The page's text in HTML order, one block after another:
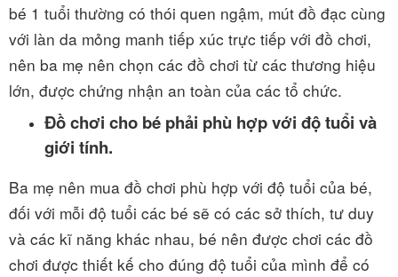
bé 1 tuổi thường có thói quen ngậm, mút đồ đạc cùng
với làn da mỏng manh tiếp xúc trực tiếp với đồ chơi,
nên ba mẹ nên chọn các đồ chơi từ các thương hiệu
lớn, được chứng nhận an toàn của các tổ chức.
Đồ chơi cho bé phải phù hợp với độ tuổi và
giới tính.
Ba mẹ nên mua đồ chơi phù hợp với độ tuổi của bé,
đối với mỗi độ tuổi các bé sẽ có các sở thích, tư duy
và các kĩ năng khác nhau, bé nên được chơi các đồ
chơi được thiết kế cho đúng độ tuổi của mình để có